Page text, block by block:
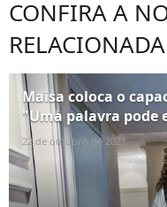
CONFIRA A
Maisa coloca o
"Uma palavra pode
22 de outubro de 2021